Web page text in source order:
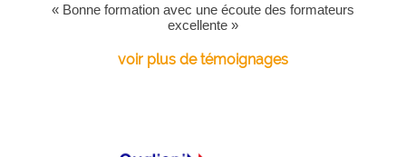
« Bonne formation avec une écoute des formateurs
excellente »
voir plus de témoignages